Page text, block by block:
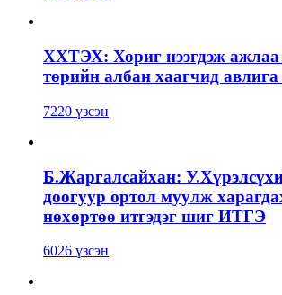
ХХТЭХ: Хориг нээгдэж ажлаа
төрийн албан хаагчид авлига
7220 үзсэн
Б.Жаргалсайхан:
доогуур ортол муулж
нөхөртөө итгэдэг шиг ИТГЭ
6026 үзсэн